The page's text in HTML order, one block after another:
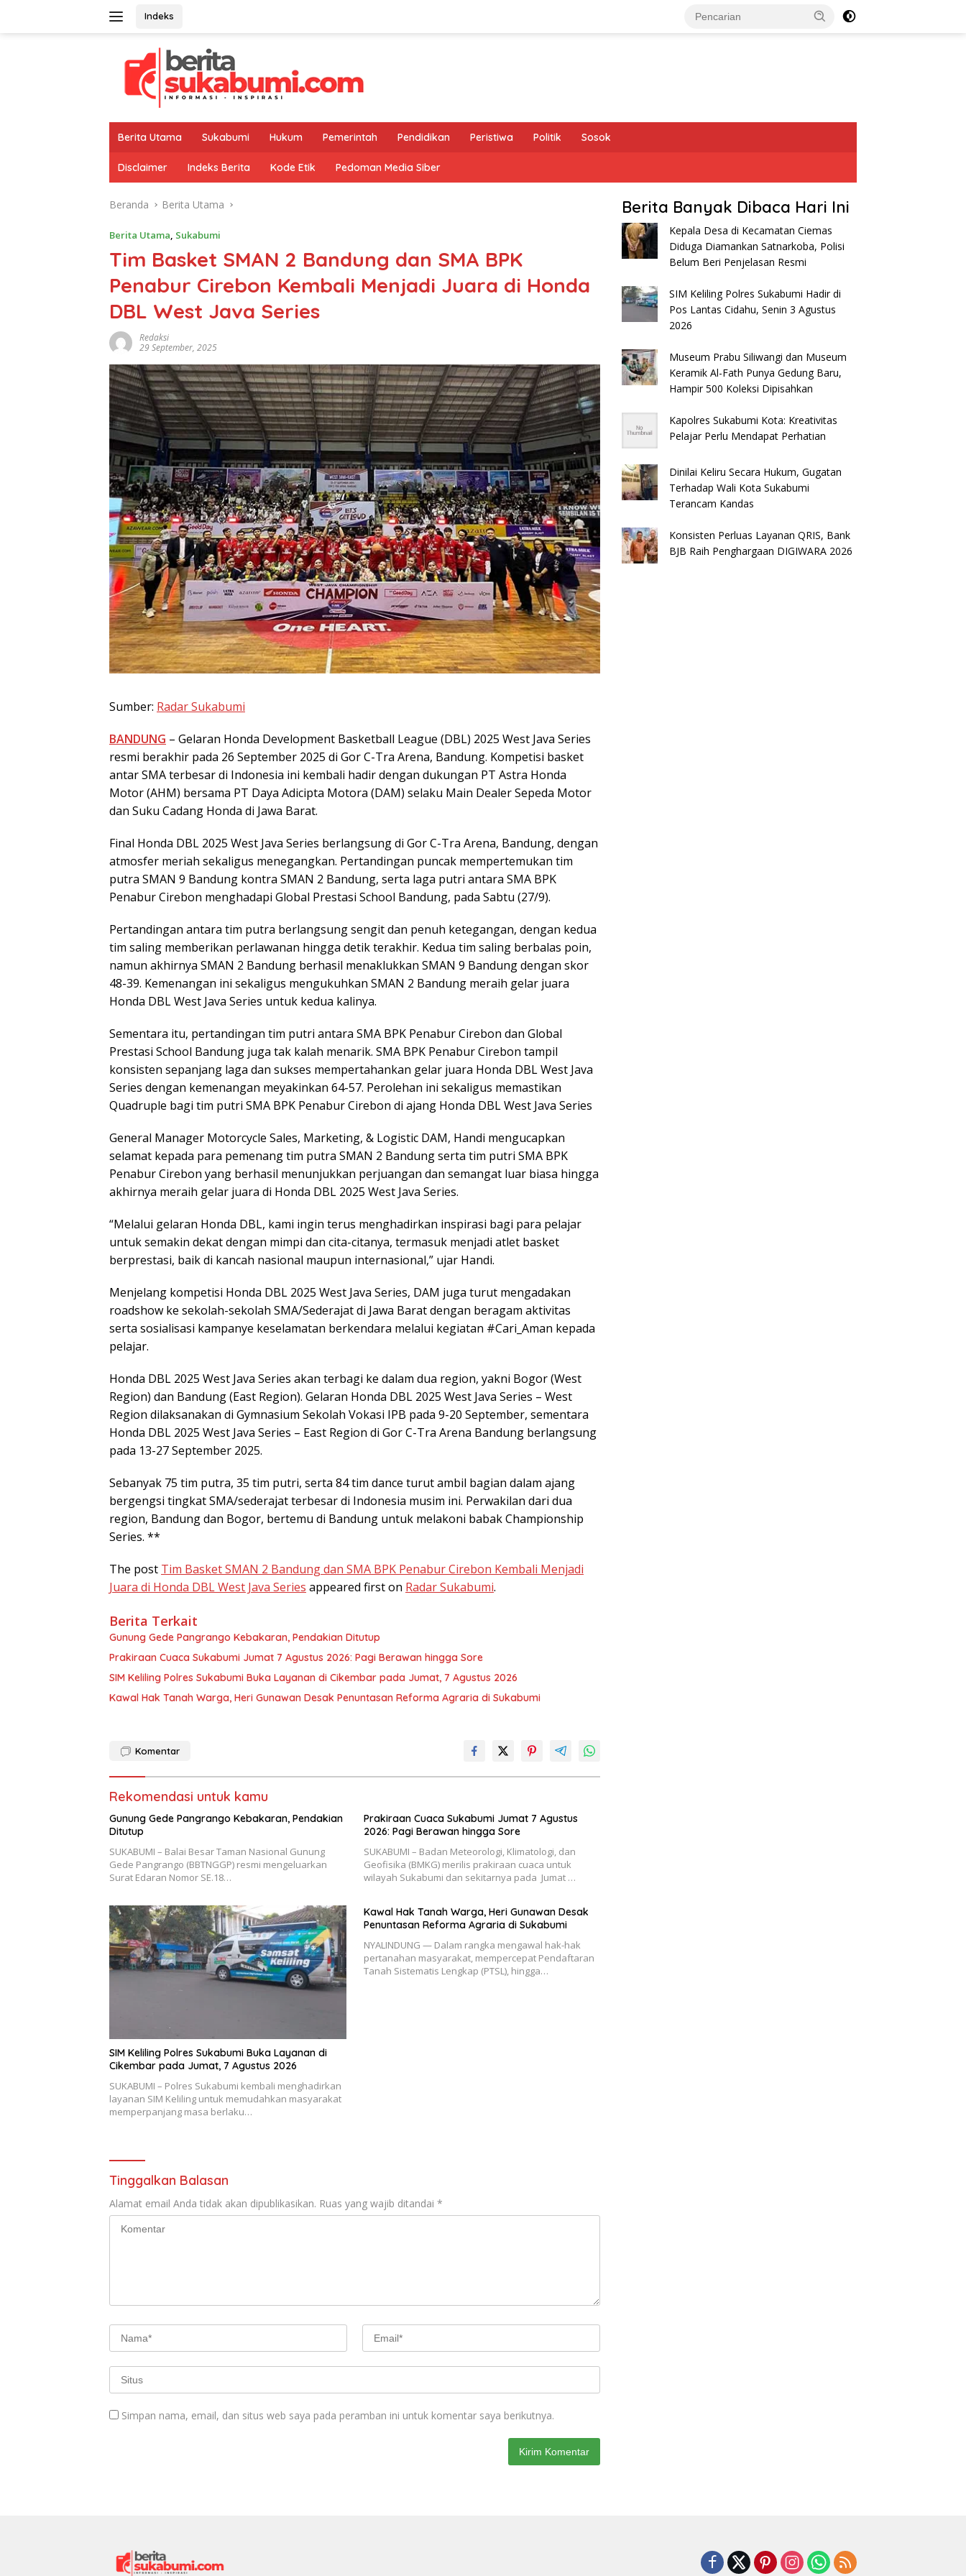
Indeks
Berita Utama Sukabumi Hukum Pemerintah Pendidikan Peristiwa Politik Sosok
Disclaimer Indeks Berita Kode Etik Pedoman Media Siber
Beranda Berita Utama
Berita Utama, Sukabumi
Tim Basket SMAN 2 Bandung dan SMA BPK
Penabur Cirebon Kembali Menjadi Juara di Honda
DBL West Java Series
Redaksi
29 September, 2025
Sumber: Radar Sukabumi
BANDUNG – Gelaran Honda Development Basketball League (DBL) 2025 West Java Series
resmi berakhir pada 26 September 2025 di Gor C-Tra Arena, Bandung. Kompetisi basket
antar SMA terbesar di Indonesia ini kembali hadir dengan dukungan PT Astra Honda
Motor (AHM) bersama PT Daya Adicipta Motora (DAM) selaku Main Dealer Sepeda Motor
dan Suku Cadang Honda di Jawa Barat.
Final Honda DBL 2025 West Java Series berlangsung di Gor C-Tra Arena, Bandung, dengan
atmosfer meriah sekaligus menegangkan. Pertandingan puncak mempertemukan tim
putra SMAN 9 Bandung kontra SMAN 2 Bandung, serta laga putri antara SMA BPK
Penabur Cirebon menghadapi Global Prestasi School Bandung, pada Sabtu (27/9).
Pertandingan antara tim putra berlangsung sengit dan penuh ketegangan, dengan kedua
tim saling memberikan perlawanan hingga detik terakhir. Kedua tim saling berbalas poin,
namun akhirnya SMAN 2 Bandung berhasil menaklukkan SMAN 9 Bandung dengan skor
48-39. Kemenangan ini sekaligus mengukuhkan SMAN 2 Bandung meraih gelar juara
Honda DBL West Java Series untuk kedua kalinya.
Sementara itu, pertandingan tim putri antara SMA BPK Penabur Cirebon dan Global
Prestasi School Bandung juga tak kalah menarik. SMA BPK Penabur Cirebon tampil
konsisten sepanjang laga dan sukses mempertahankan gelar juara Honda DBL West Java
Series dengan kemenangan meyakinkan 64-57. Perolehan ini sekaligus memastikan
Quadruple bagi tim putri SMA BPK Penabur Cirebon di ajang Honda DBL West Java Series
General Manager Motorcycle Sales, Marketing, & Logistic DAM, Handi mengucapkan
selamat kepada para pemenang tim putra SMAN 2 Bandung serta tim putri SMA BPK
Penabur Cirebon yang berhasil menunjukkan perjuangan dan semangat luar biasa hingga
akhirnya meraih gelar juara di Honda DBL 2025 West Java Series.
“Melalui gelaran Honda DBL, kami ingin terus menghadirkan inspirasi bagi para pelajar
untuk semakin dekat dengan mimpi dan cita-citanya, termasuk menjadi atlet basket
berprestasi, baik di kancah nasional maupun internasional,” ujar Handi.
Menjelang kompetisi Honda DBL 2025 West Java Series, DAM juga turut mengadakan
roadshow ke sekolah-sekolah SMA/Sederajat di Jawa Barat dengan beragam aktivitas
serta sosialisasi kampanye keselamatan berkendara melalui kegiatan #Cari_Aman kepada
pelajar.
Honda DBL 2025 West Java Series akan terbagi ke dalam dua region, yakni Bogor (West
Region) dan Bandung (East Region). Gelaran Honda DBL 2025 West Java Series – West
Region dilaksanakan di Gymnasium Sekolah Vokasi IPB pada 9-20 September, sementara
Honda DBL 2025 West Java Series – East Region di Gor C-Tra Arena Bandung berlangsung
pada 13-27 September 2025.
Sebanyak 75 tim putra, 35 tim putri, serta 84 tim dance turut ambil bagian dalam ajang
bergengsi tingkat SMA/sederajat terbesar di Indonesia musim ini. Perwakilan dari dua
region, Bandung dan Bogor, bertemu di Bandung untuk melakoni babak Championship
Series. **
The post Tim Basket SMAN 2 Bandung dan SMA BPK Penabur Cirebon Kembali Menjadi
Juara di Honda DBL West Java Series appeared first on Radar Sukabumi.
Berita Terkait
Gunung Gede Pangrango Kebakaran, Pendakian Ditutup
Prakiraan Cuaca Sukabumi Jumat 7 Agustus 2026: Pagi Berawan hingga Sore
SIM Keliling Polres Sukabumi Buka Layanan di Cikembar pada Jumat, 7 Agustus 2026
Kawal Hak Tanah Warga, Heri Gunawan Desak Penuntasan Reforma Agraria di Sukabumi
Komentar
Rekomendasi untuk kamu
Gunung Gede Pangrango Kebakaran, Pendakian
Ditutup
SUKABUMI – Balai Besar Taman Nasional Gunung
Gede Pangrango (BBTNGGP) resmi mengeluarkan
Surat Edaran Nomor SE.18…
Prakiraan Cuaca Sukabumi Jumat 7 Agustus
2026: Pagi Berawan hingga Sore
SUKABUMI – Badan Meteorologi, Klimatologi, dan
Geofisika (BMKG) merilis prakiraan cuaca untuk
wilayah Sukabumi dan sekitarnya pada Jumat …
SIM Keliling Polres Sukabumi Buka Layanan di
Cikembar pada Jumat, 7 Agustus 2026
SUKABUMI – Polres Sukabumi kembali menghadirkan
layanan SIM Keliling untuk memudahkan masyarakat
memperpanjang masa berlaku…
Kawal Hak Tanah Warga, Heri Gunawan Desak
Penuntasan Reforma Agraria di Sukabumi
NYALINDUNG — Dalam rangka mengawal hak-hak
pertanahan masyarakat, mempercepat Pendaftaran
Tanah Sistematis Lengkap (PTSL), hingga…
Tinggalkan Balasan
Alamat email Anda tidak akan dipublikasikan. Ruas yang wajib ditandai *
Simpan nama, email, dan situs web saya pada peramban ini untuk komentar saya berikutnya.
Berita Banyak Dibaca Hari Ini
Kepala Desa di Kecamatan Ciemas
Diduga Diamankan Satnarkoba, Polisi
Belum Beri Penjelasan Resmi
SIM Keliling Polres Sukabumi Hadir di
Pos Lantas Cidahu, Senin 3 Agustus
2026
Museum Prabu Siliwangi dan Museum
Keramik Al-Fath Punya Gedung Baru,
Hampir 500 Koleksi Dipisahkan
Kapolres Sukabumi Kota: Kreativitas
Pelajar Perlu Mendapat Perhatian
Dinilai Keliru Secara Hukum, Gugatan
Terhadap Wali Kota Sukabumi
Terancam Kandas
Konsisten Perluas Layanan QRIS, Bank
BJB Raih Penghargaan DIGIWARA 2026